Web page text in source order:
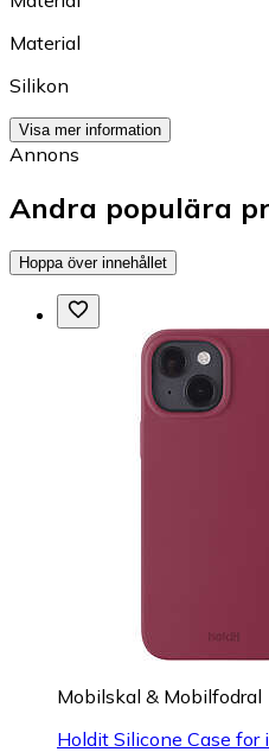
Material
Silikon
Visa mer information
Annons
Andra populära
Hoppa över innehållet
Mobilskal & Mobilfodral
Holdit Silicone Case for